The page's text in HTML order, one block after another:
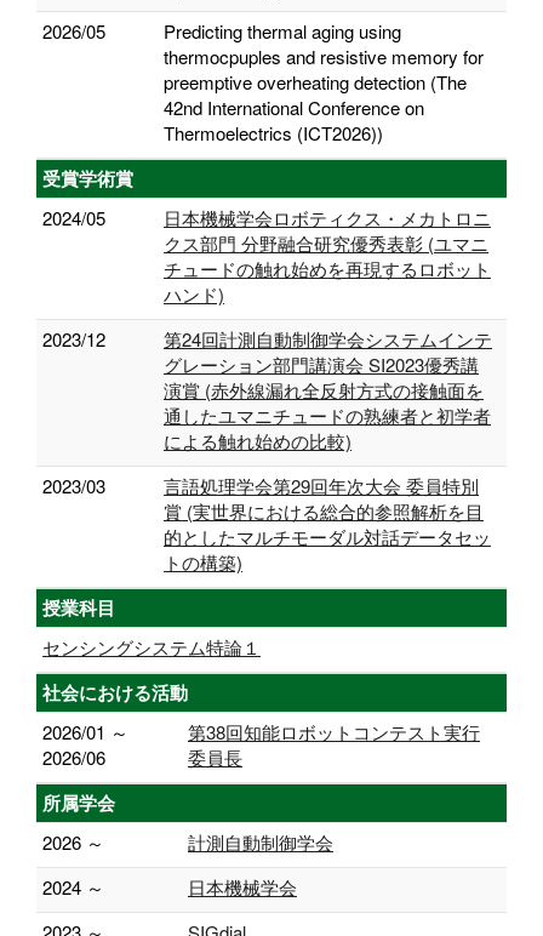
2026/05
Predicting thermal aging using
thermocpuples and resistive memory for
preemptive overheating detection (The
42nd International Conference on
Thermoelectrics (ICT2026))
受賞学術賞
2024/05
日本機械学会ロボティクス・メカトロニ
クス部門 分野融合研究優秀表彰 (ユマニ
チュードの触れ始めを再現するロボット
ハンド)
2023/12
第24回計測自動制御学会システムインテ
グレーション部門講演会 SI2023優秀講
演賞 (赤外線漏れ全反射方式の接触面を
通したユマニチュードの熟練者と初学者
による触れ始めの比較)
2023/03
言語処理学会第29回年次大会 委員特別
賞 (実世界における総合的参照解析を目
的としたマルチモーダル対話データセッ
トの構築)
授業科目
センシングシステム特論１
社会における活動
2026/01 ～
2026/06
第38回知能ロボットコンテスト実行
委員長
所属学会
2026 ～
計測自動制御学会
2024 ～
日本機械学会